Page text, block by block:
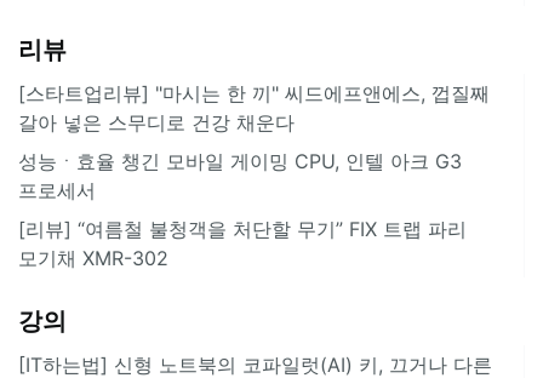
리뷰
[스타트업리뷰] "마시는 한 끼" 씨드에프앤에스, 껍질째
갈아 넣은 스무디로 건강 채운다
성능ㆍ효율 챙긴 모바일 게이밍 CPU, 인텔 아크 G3
프로세서
[리뷰] “여름철 불청객을 처단할 무기” FIX 트랩 파리
모기채 XMR-302
강의
[IT하는법] 신형 노트북의 코파일럿(AI) 키, 끄거나 다른